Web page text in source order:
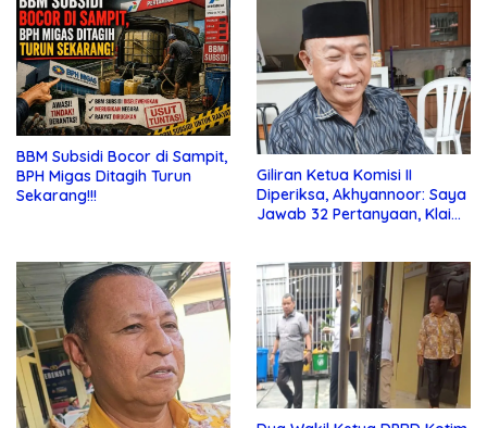
BBM Subsidi Bocor di Sampit,
BPH Migas Ditagih Turun
Sekarang!!!
Giliran Ketua Komisi II
Diperiksa, Akhyannoor: Saya
Jawab 32 Pertanyaan, Klaim